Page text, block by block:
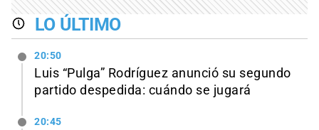
LO ÚLTIMO
20:50
Luis “Pulga” Rodríguez anunció su segundo
partido despedida: cuándo se jugará
20:45